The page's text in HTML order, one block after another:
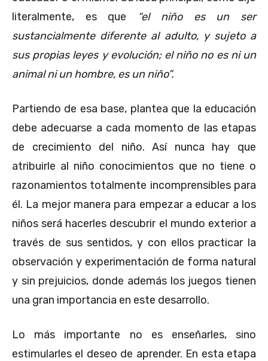
literalmente, es que
“el niño es un ser
sustancialmente diferente al adulto, y sujeto a
sus propias leyes y evolución; el niño no es ni un
animal ni un hombre, es un niño”.
Partiendo de esa base, plantea que la educación
debe adecuarse a cada momento de las etapas
de crecimiento del niño. Así nunca hay que
atribuirle al niño conocimientos que no tiene o
razonamientos totalmente incomprensibles para
él. La mejor manera para empezar a educar a los
niños será hacerles descubrir el mundo exterior a
través de sus sentidos, y con ellos practicar la
observación y experimentación de forma natural
y sin prejuicios, donde además los juegos tienen
una gran importancia en este desarrollo.
Lo más importante no es enseñarles, sino
estimularles el deseo de aprender. En esta etapa